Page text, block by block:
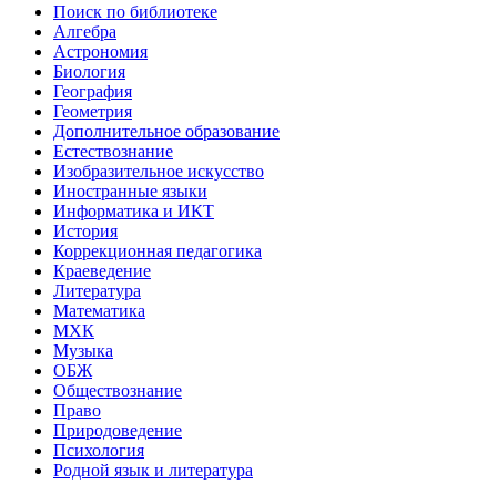
Поиск по библиотеке
Алгебра
Астрономия
Биология
География
Геометрия
Дополнительное образование
Естествознание
Изобразительное искусство
Иностранные языки
Информатика и ИКТ
История
Коррекционная педагогика
Краеведение
Литература
Математика
МХК
Музыка
ОБЖ
Обществознание
Право
Природоведение
Психология
Родной язык и литература